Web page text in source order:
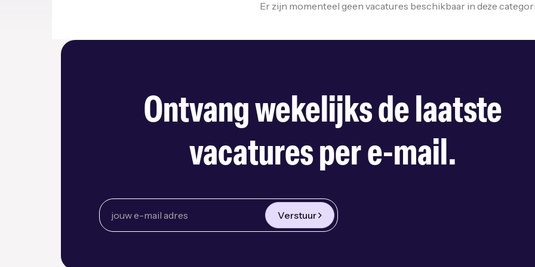
Er zijn momenteel geen vacatures beschikbaar in deze
Ontvang wekelijks de laatste
vacatures per e-mail.
Verstuur